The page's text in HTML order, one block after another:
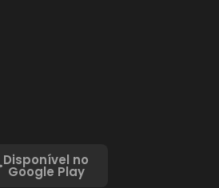
Disponível no
Google Play